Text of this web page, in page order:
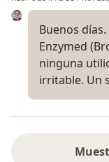
Buenos
Enzymed
ninguna
irritable. Un